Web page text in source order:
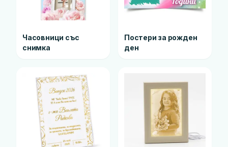
Часовници със
снимка
Постери за рожден
ден